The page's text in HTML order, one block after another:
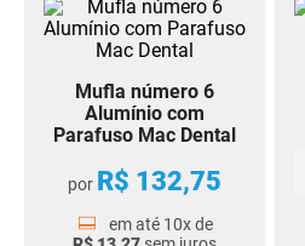
Mufla número 6
Alumínio com
Parafuso Mac Dental
por R$ 132,75
em até 10x de